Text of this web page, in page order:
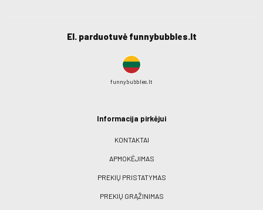
El. parduotuvė funnybubbles.lt
funnybubbles.lt
Informacija pirkėjui
KONTAKTAI
APMOKĖJIMAS
PREKIŲ PRISTATYMAS
PREKIŲ GRĄŽINIMAS